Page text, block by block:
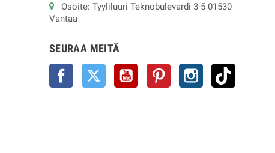
Osoite: Tyyliluuri Teknobulevardi 3-5 01530
Vantaa
SEURAA MEITÄ
Facebook Twitter YouTube Pinterest Instagram